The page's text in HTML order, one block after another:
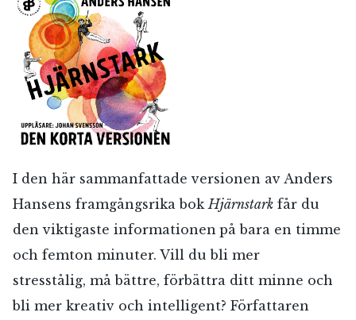
I den här sammanfattade versionen av Anders
Hansens framgångsrika bokHjärnstark får du
den viktigaste informationen på bara en timme
och femton minuter. Vill du bli mer
stresstålig, må bättre, förbättra ditt minne och
bli mer kreativ och intelligent? Författaren